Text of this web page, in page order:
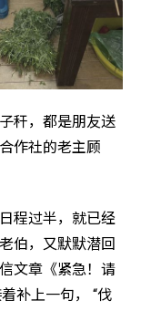
秆，都是朋友送
作社的老主顾
程过半，就已经
伯，又默默潜回
文章《紧急！请
补上一句， “伐